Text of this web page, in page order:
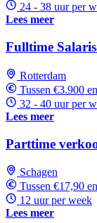
24 - 38 uur per
Lees meer
Fulltime
Rotterdam
Tussen €3.900
32 - 40 uur per
Lees meer
Parttime
Schagen
Tussen €17,90
12 uur per week
Lees meer